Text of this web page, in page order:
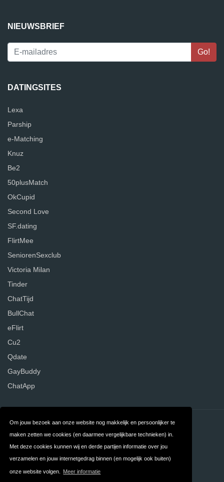
Om jouw bezoek aan onze website nog makkelijk en persoonlijker te
maken zetten we cookies (en daarmee vergelijkbare technieken) in.
Met deze cookies kunnen wij en derde partijen informatie over jou
verzamelen en jouw internetgedrag binnen (en mogelijk ook buiten)
onze website volgen. Meer informatie
NIEUWSBRIEF
DATINGSITES
Lexa
Parship
e-Matching
Knuz
Be2
50plusMatch
OkCupid
Second Love
SF.dating
FlirtMee
SeniorenSexclub
Victoria Milan
Tinder
ChatTijd
BullChat
eFlirt
Cu2
Qdate
GayBuddy
ChatApp
Contact Over ons
Voorwaarden